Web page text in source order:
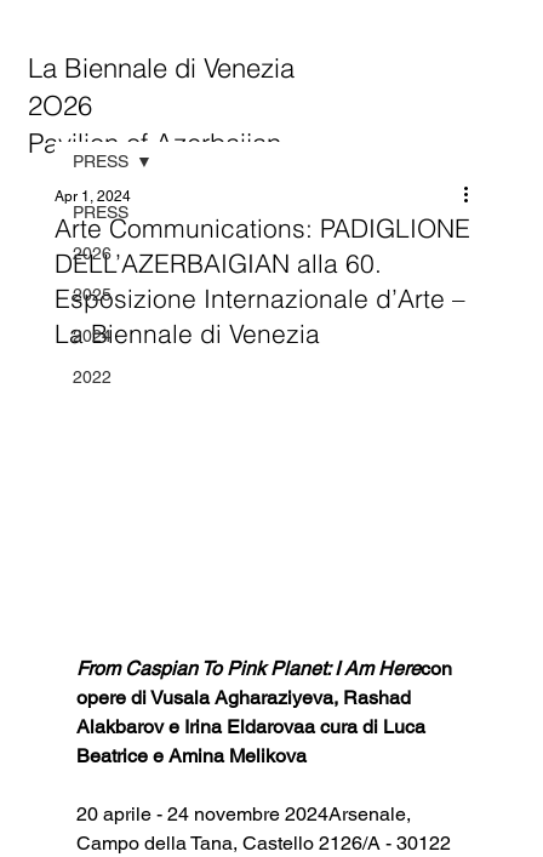
La Biennale di Venezia
2O26
Pavilion of Azerbaijan
PRESS
2026
2025
2024
2022
PRESS
Arte Communications: PADIGLIONE
DELL’AZERBAIGIAN alla 60.
Esposizione Internazionale d’Arte –
La Biennale di Venezia
Apr 1, 2024
From Caspian To Pink Planet: I Am Herecon
opere di Vusala Agharaziyeva, Rashad
Alakbarov e Irina Eldarovaa cura di Luca
Beatrice e Amina Melikova
20 aprile - 24 novembre 2024Arsenale,
Campo della Tana, Castello 2126/A - 30122